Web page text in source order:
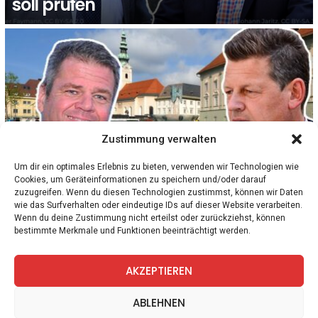
Zustimmung verwalten
Um dir ein optimales Erlebnis zu bieten, verwenden wir Technologien wie
Cookies, um Geräteinformationen zu speichern und/oder darauf
zuzugreifen. Wenn du diesen Technologien zustimmst, können wir Daten
wie das Surfverhalten oder eindeutige IDs auf dieser Website verarbeiten.
Wenn du deine Zustimmung nicht erteilst oder zurückziehst, können
bestimmte Merkmale und Funktionen beeinträchtigt werden.
AKZEPTIEREN
ABLEHNEN
1 Kommentar
KÄRNTEN KLAGENFURT
Trotz Sparzwang: Magistratsdirektor in
Klagenfurt kassiert 40.834 €. Scheider will
seinen Vertrag verlängern
twitter